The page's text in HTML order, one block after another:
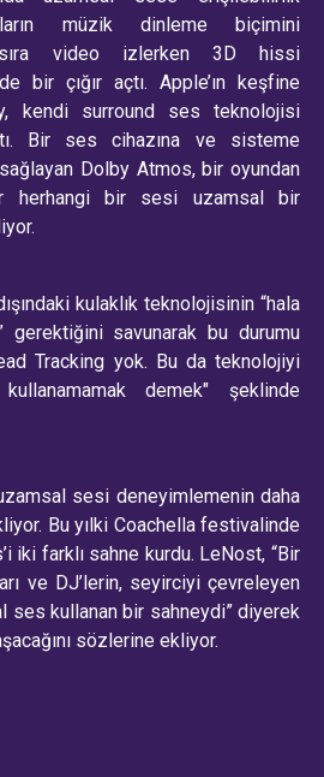
müzik dinleme biçimini
sıra video izlerken 3D hissi
bir çığır açtı. Apple’ın keşfine
kendi surround ses teknolojisi
Bir ses cihazına ve sisteme
Dolby Atmos, bir oyundan
herhangi bir sesi uzamsal bir
kulaklık teknolojisinin “hala
gerektiğini savunarak bu durumu
Tracking yok. Bu da teknolojiyi
demek" şeklinde
sesi deneyimlemenin daha
Bu yılki Coachella festivalinde
iki farklı sahne kurdu. LeNost, “Bir
ve DJ’lerin, seyirciyi çevreleyen
ses kullanan bir sahneydi” diyerek
sözlerine ekliyor.